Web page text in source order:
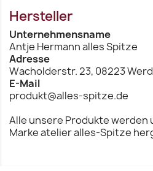
Hersteller
Unternehmensname
Antje Hermann alles Spitze
Adresse
Wacholderstr. 23, 08223
E-Mail
produkt@alles-spitze.de
Alle unsere Produkte werden
Marke atelier alles-Spitze